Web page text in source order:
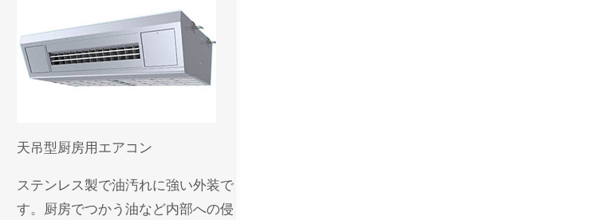
天吊型厨房用エアコン
ステンレス製で油汚れに強い外装で
す。厨房でつかう油など内部への侵